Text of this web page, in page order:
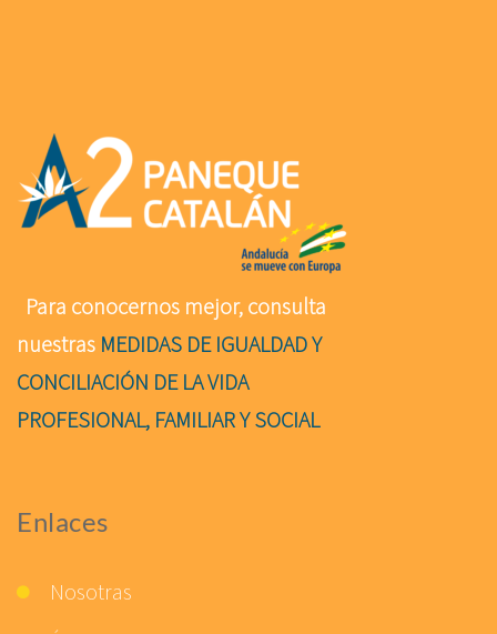
Para conocernos mejor, consulta
nuestras MEDIDAS DE IGUALDAD Y
CONCILIACIÓN DE LA VIDA
PROFESIONAL, FAMILIAR Y SOCIAL
Enlaces
Nosotras